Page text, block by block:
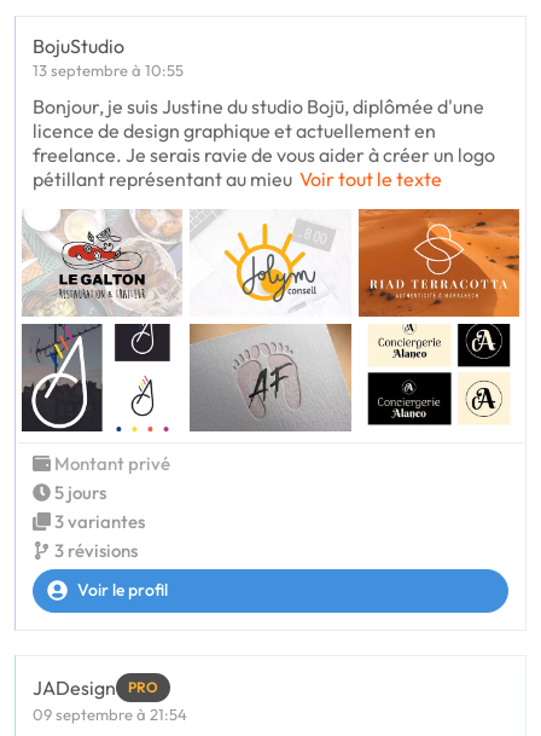
BojuStudio
13 septembre à 10:55
Bonjour, je suis Justine du studio Bojū, diplômée d'une
licence de design graphique et actuellement en
freelance. Je serais ravie de vous aider à créer un logo
pétillant représentant au mieu Voir tout le texte
Montant privé
5 jours
3 variantes
3 révisions
Voir le profil
JADesign PRO
09 septembre à 21:54